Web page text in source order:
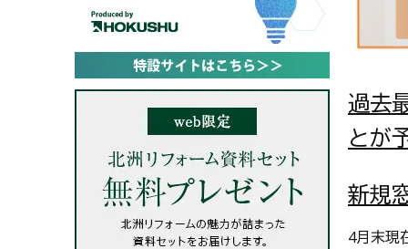
過去
とが
新規
4月末現